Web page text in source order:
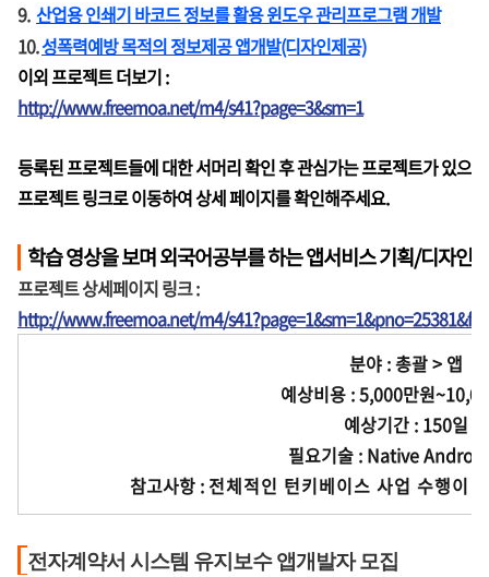
9. 산업용 인쇄기 바코드 정보를 활용 윈도우 관리프로그램 개발
10.성폭력예방 목적의 정보제공 앱개발(디자인제공)
이외 프로젝트 더보기 :
http://www.freemoa.net/m4/s41?page=3&sm=1
등록된 프로젝트들에 대한 서머리 확인 후 관심가는 프로젝트가 있으
프로젝트 링크로 이동하여 상세 페이지를 확인해주세요.
학습 영상을 보며 외국어공부를 하는 앱서비스 기획/디자인/
프로젝트 상세페이지 링크 :
http://www.freemoa.net/m4/
분야 : 총괄 > 앱
예상비용 : 5,000만원
예상기간 : 150일
필요기술 : Native
참고사항 : 전체적인 턴키베이스 사업 수행이
전자계약서 시스템 유지보수 앱개발자 모집